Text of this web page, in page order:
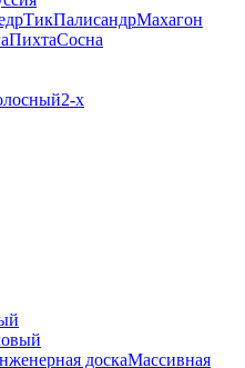
ТикПалисандрМахагон
ПихтаСосна
2-х
доскаМассивная